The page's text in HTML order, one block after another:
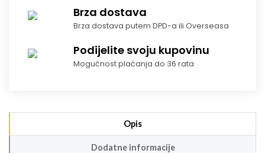
Brza dostava
Brza dostava putem DPD-a ili Overseasa
Podijelite svoju kupovinu
Mogućnost plaćanja do 36 rata
Opis
Dodatne informacije